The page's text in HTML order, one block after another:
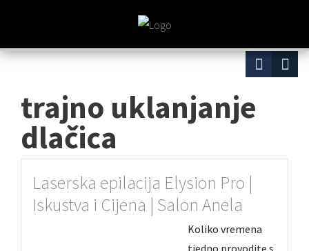
trajno uklanjanje
dlačica
Laserska epilacija Elysion Pro |
Iskustva i Cijena | Salon Anela
Koliko vremena